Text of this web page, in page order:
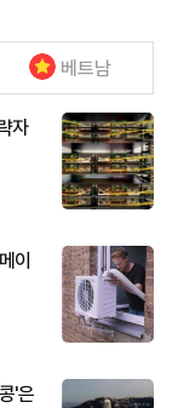
베트남
자
이
'은